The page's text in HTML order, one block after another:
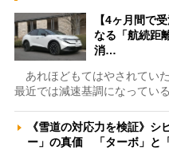
【4ヶ月間で
なる「航続距
消…
あれほどもてはやされてい
最近では減速基調になってい
《雪道の対応力を検証》シ
ー」の真価 「ターボ」と